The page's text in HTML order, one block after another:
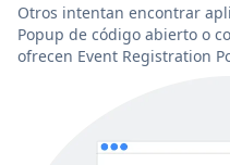
Otros intentan encontrar
Popup de código abierto o
ofrecen Event Registration